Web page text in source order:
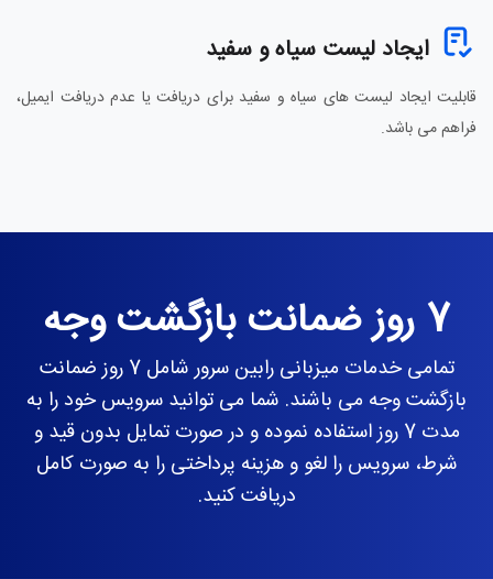
ایجاد لیست سیاه و سفید
قابلیت ایجاد لیست های سیاه و سفید برای دریافت یا عدم دریافت ایمیل،
فراهم می باشد.
7 روز ضمانت بازگشت وجه
تمامی خدمات میزبانی رابین سرور شامل 7 روز ضمانت
بازگشت وجه می باشند. شما می توانید سرویس خود را به
مدت 7 روز استفاده نموده و در صورت تمایل بدون قید و
شرط، سرویس را لغو و هزینه پرداختی را به صورت کامل
دریافت کنید.